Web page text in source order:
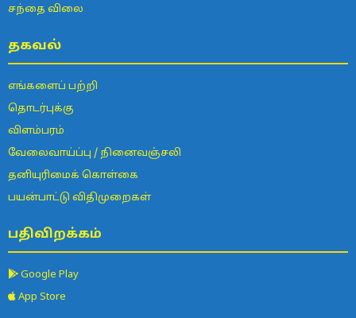
சந்தை விலை
தகவல்
எங்களைப் பற்றி
தொடர்புக்கு
விளம்பரம்
வேலைவாய்ப்பு / நினைவஞ்சலி
தனியுரிமைக் கொள்கை
பயன்பாட்டு விதிமுறைகள்
பதிவிறக்கம்
Google Play
App Store